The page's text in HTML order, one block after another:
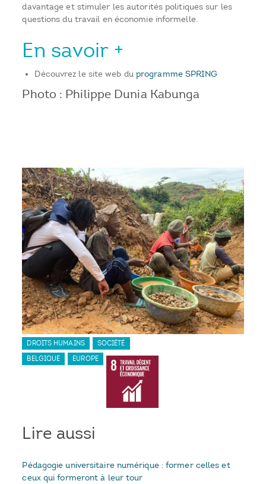
davantage et stimuler les autorités politiques sur les
questions du travail en économie informelle.
En savoir +
Découvrez le site web du programme SPRING
Photo : Philippe Dunia Kabunga
DROITS HUMAINS
SOCIÉTÉ
BELGIQUE
EUROPE
Lire aussi
Pédagogie universitaire numérique : former celles et
ceux qui formeront à leur tour